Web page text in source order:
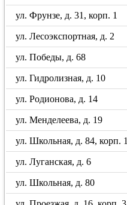
ул. Фрунзе, д. 31, корп. 1
ул. Лесоэкспортная, д. 2
ул. Победы, д. 68
ул. Гидролизная, д. 10
ул. Родионова, д. 14
ул. Менделеева, д. 19
ул. Школьная, д. 84, корп. 1
ул. Луганская, д. 6
ул. Школьная, д. 80